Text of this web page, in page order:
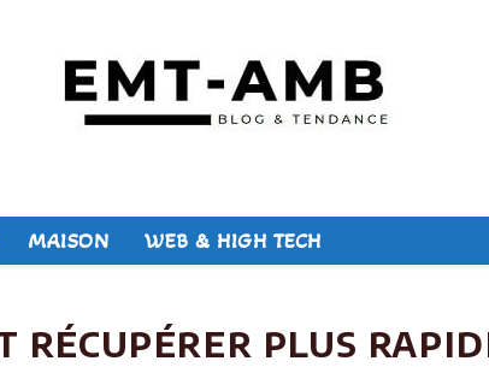
MAISON WEB & HIGH TECH
récupérer plus